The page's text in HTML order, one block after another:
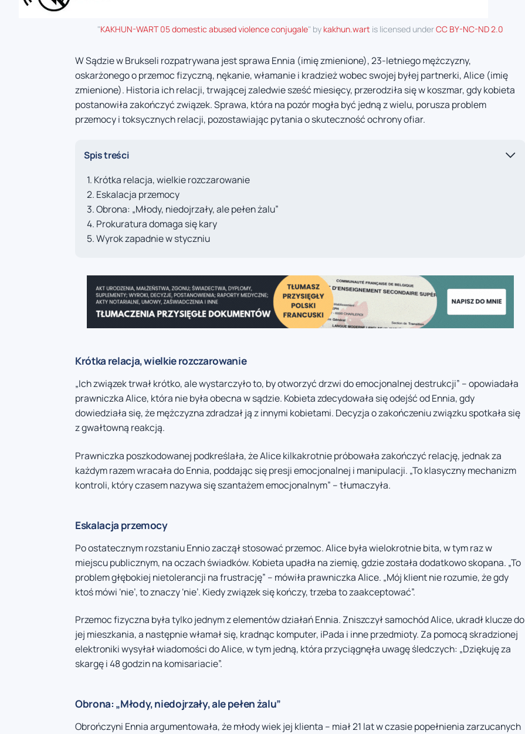
"KAKHUN-WART 05 domestic abused violence conjugale" by kakhun.wart is licensed underCC BY-NC-ND 2.0
W Sądzie w Brukseli rozpatrywana jest sprawa Ennia (imię zmienione), 23-letniego mężczyzny,
oskarżonego o przemoc fizyczną, nękanie, włamanie i kradzież wobec swojej byłej partnerki, Alice (imię
zmienione). Historia ich relacji, trwającej zaledwie sześć miesięcy, przerodziła się w koszmar, gdy kobieta
postanowiła zakończyć związek. Sprawa, która na pozór mogła być jedną z wielu, porusza problem
przemocy i toksycznych relacji, pozostawiając pytania o skuteczność ochrony ofiar.
Spis treści
Krótka relacja, wielkie rozczarowanie
Eskalacja przemocy
Obrona: „Młody, niedojrzały, ale pełen żalu”
Prokuratura domaga się kary
Wyrok zapadnie w styczniu
Krótka relacja, wielkie rozczarowanie
„Ich związek trwał krótko, ale wystarczyło to, by otworzyć drzwi do emocjonalnej destrukcji” – opowiadała
prawniczka Alice, która nie była obecna w sądzie. Kobieta zdecydowała się odejść od Ennia, gdy
dowiedziała się, że mężczyzna zdradzał ją z innymi kobietami. Decyzja o zakończeniu związku spotkała się
z gwałtowną reakcją.
Prawniczka poszkodowanej podkreślała, że Alice kilkakrotnie próbowała zakończyć relację, jednak za
każdym razem wracała do Ennia, poddając się presji emocjonalnej i manipulacji. „To klasyczny mechanizm
kontroli, który czasem nazywa się szantażem emocjonalnym” – tłumaczyła.
Eskalacja przemocy
Po ostatecznym rozstaniu Ennio zaczął stosować przemoc. Alice była wielokrotnie bita, w tym raz w
miejscu publicznym, na oczach świadków. Kobieta upadła na ziemię, gdzie została dodatkowo skopana. „To
problem głębokiej nietolerancji na frustrację” – mówiła prawniczka Alice. „Mój klient nie rozumie, że gdy
ktoś mówi ‘nie’, to znaczy ‘nie’. Kiedy związek się kończy, trzeba to zaakceptować”.
Przemoc fizyczna była tylko jednym z elementów działań Ennia. Zniszczył samochód Alice, ukradł klucze do
jej mieszkania, a następnie włamał się, kradnąc komputer, iPada i inne przedmioty. Za pomocą skradzionej
elektroniki wysyłał wiadomości do Alice, w tym jedną, która przyciągnęła uwagę śledczych: „Dziękuję za
skargę i 48 godzin na komisariacie”.
Obrona: „Młody, niedojrzały, ale pełen żalu”
Obrończyni Ennia argumentowała, że młody wiek jej klienta – miał 21 lat w czasie popełnienia zarzucanych